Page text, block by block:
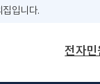
집입니다.
전자민